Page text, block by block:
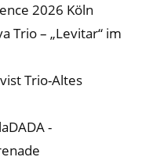
2026 Köln
Trio – „Levitar“ im
Trio-Altes
-